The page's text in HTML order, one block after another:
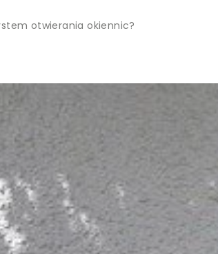
otwierania okiennic?
FINANSE TECHNOLOGIE